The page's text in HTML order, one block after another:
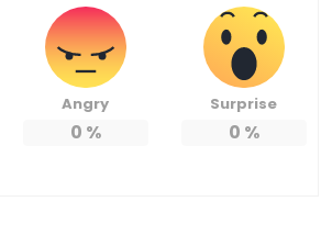
Angry
0 %
Surprise
0 %